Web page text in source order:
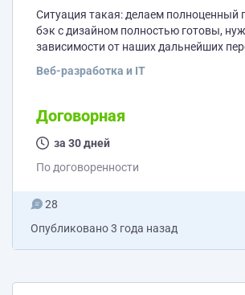
Ситуация такая: делаем полноценный
бэк с дизайном полностью готовы,
зависимости от наших дальнейших
полностью сделать фронт с нуля, либо
будут анимации, мобильная версия,
платежной криптовалютной системы.
АДЕКВАТНЫЙ человек (команда),
пределах). Изначально все писалось
Веб-разработка и IT
Договорная
за 30 дней
По договоренности
28
Опубликовано3 года назад